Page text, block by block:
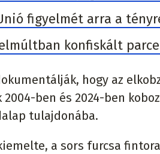
figyelmét arra a
konfiskált
hogy az
ben és 2024-ben
tulajdonába.
a sors furcsa